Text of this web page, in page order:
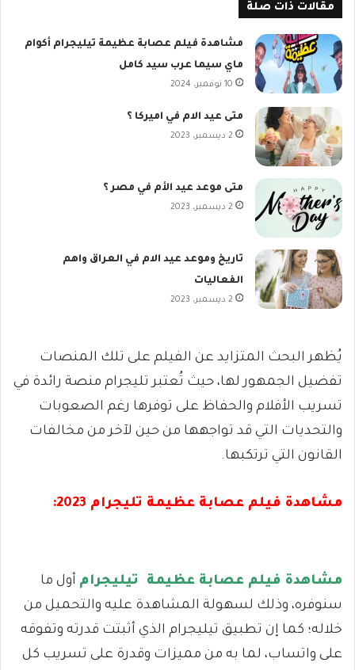
مقالات ذات صلة
مشاهدة فيلم عصابة عظيمة تيليجرام أكوام
ماي سيما عرب سيد كامل
10 نوفمبر، 2024
متى عيد الام في اميركا ؟
2 ديسمبر، 2023
متى موعد عيد الأم في مصر ؟
2 ديسمبر، 2023
تاريخ وموعد عيد الام في العراق واهم
الفعاليات
2 ديسمبر، 2023
يُظهر البحث المتزايد عن الفيلم على تلك المنصات
تفضيل الجمهور لها، حيث تُعتبر تليجرام منصة رائدة في
تسريب الأفلام والحفاظ على توفرها رغم الصعوبات
والتحديات التي قد تواجهها من حين لآخر من مخالفات
القانون التي ترتكبها.
مشاهدة فيلم عصابة عظيمة تليجرام 2023 :
مشاهدة فيلم عصابة عظيمة تيليجرام أول ما
سنوفره، وذلك لسهولة المشاهدة عليه والتحميل من
خلاله؛ كما إن تطبيق تيليجرام الذي أثبتت قدرته وتفوقه
على واتساب، لما به من مميزات وقدرة على تسريب كل